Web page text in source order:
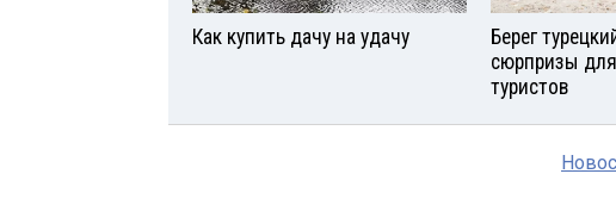
Как купить дачу на удачу
Берег
сюрпризы
туристов